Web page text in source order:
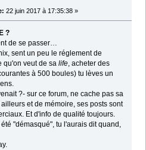
22 juin 2017 à 17:35:38 »
?
de se passer…
sent un peu le réglement de
qu'on veut de salife, acheter des
à 500 boules) tu lèves un
?- sur ce forum, ne cache pas sa
et de mémoire, ses posts sont
Et d'info de qualité toujours.
"démasqué", tu l'aurais dit quand,